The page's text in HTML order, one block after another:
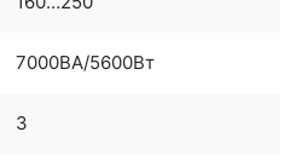
7000ВА/5600Вт
3